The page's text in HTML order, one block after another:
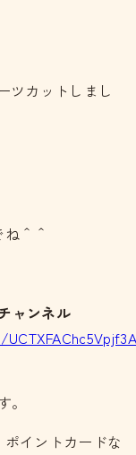
ツカットしまし
＾＾
ャンネル
イントカードな